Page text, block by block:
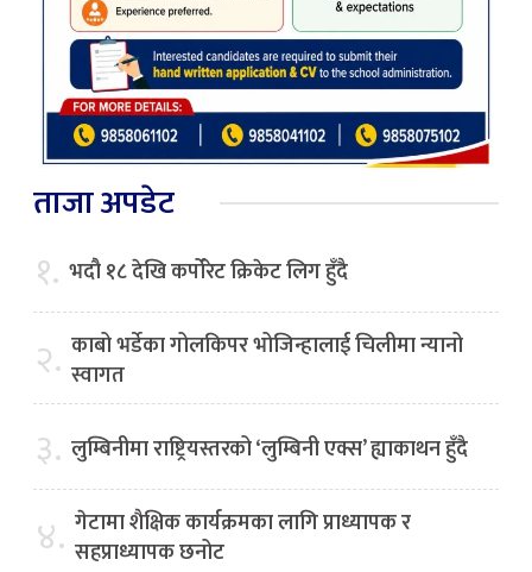
ताजा अपडेट
१. भदौ १८ देखि कर्पोरेट क्रिकेट लिग हुँदै
२. काबो भर्डेका गोलकिपर भोजिन्हालाई चिलीमा न्यानो
स्वागत
३. लुम्बिनीमा राष्ट्रियस्तरको ‘लुम्बिनी एक्स’ ह्याकाथन हुँदै
४. गेटामा शैक्षिक कार्यक्रमका लागि प्राध्यापक र
सहप्राध्यापक छनोट